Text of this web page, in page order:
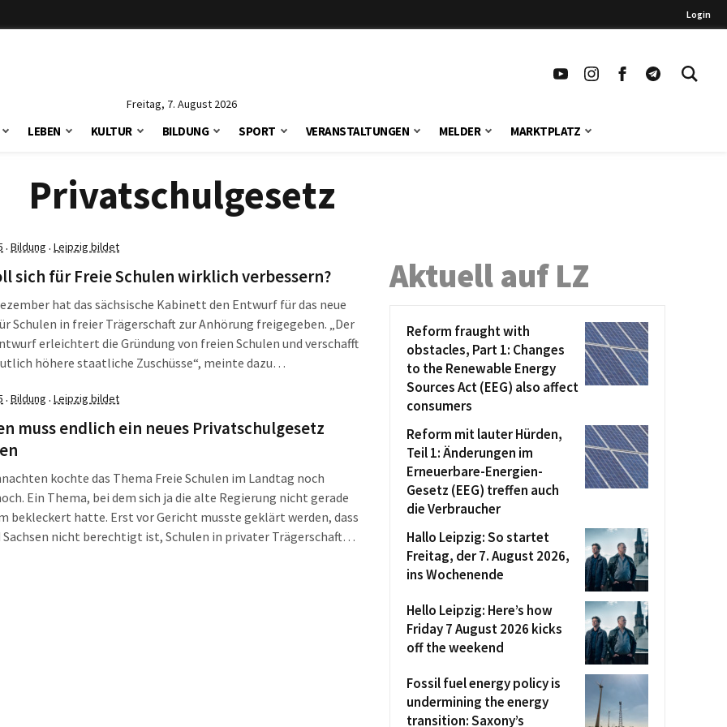
Login
Freitag, 7. August 2026
LEBEN KULTUR BILDUNG SPORT VERANSTALTUNGEN MELDER MARKTPLATZ
Privatschulgesetz
· Bildung · Leipzig bildet
sich für Freie Schulen wirklich verbessern?
hat das sächsische Kabinett den Entwurf für das neue
Schulen in freier Trägerschaft zur Anhörung freigegeben. „Der
erleichtert die Gründung von freien Schulen und verschafft
höhere staatliche Zuschüsse“, meinte dazu
Sächsische Staatsregierung dabei nicht trennen.
· Bildung · Leipzig bildet
muss endlich ein neues Privatschulgesetz
kochte das Thema Freie Schulen im Landtag noch
Ein Thema, bei dem sich ja die alte Regierung nicht gerade
bekleckert hatte. Erst vor Gericht musste geklärt werden, dass
Sachsen nicht berechtigt ist, Schulen in privater Trägerschaft
Aktuell auf LZ
Reform fraught with
obstacles, Part 1: Changes
to the Renewable Energy
Sources Act (EEG) also affect
consumers
Reform mit lauter Hürden,
Teil 1: Änderungen im
Erneuerbare-Energien-
Gesetz (EEG) treffen auch
die Verbraucher
Hallo Leipzig: So startet
Freitag, der 7. August 2026,
ins Wochenende
Hello Leipzig: Here’s how
Friday 7 August 2026 kicks
off the weekend
Fossil fuel energy policy is
undermining the energy
transition: Saxony’s